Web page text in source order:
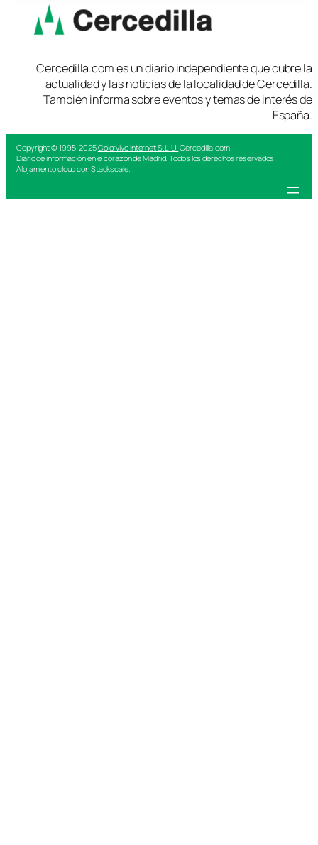
Cercedilla.com es un diario independiente que cubre la
actualidad y las noticias de la localidad de Cercedilla.
También informa sobre eventos y temas de interés de
España.
Copyright © 1995-2025Colorvivo Internet S.L.U. Cercedilla.com.
Diario de información en el corazón de Madrid. Todos los derechos reservados.
Alojamiento cloud con Stackscale.